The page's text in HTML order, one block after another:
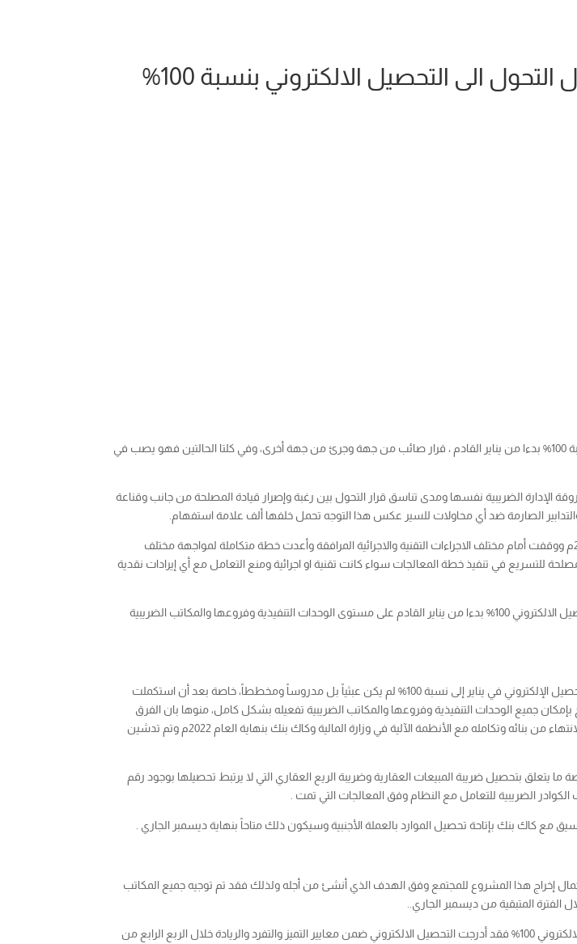
الى التحصيل الالكتروني بنسبة 100%
القرار الذي اتخذته مصلحة الضرائب بشأن التحصيل الالكتروني لجميع الإيرادات الضريبية بنسبة 100% بدءا من يناير القادم ، قرار صائب من جهة وجرئ من جهة أخرى، وفي كلتا الحالتين فهو يصب في
الإدارة الضريبية نفسها ومدى تناسق قرار التحول بين رغبة وإصرار قيادة المصلحة من جانب وقناعة
والتدابير الصارمة ضد أي محاولات للسير عكس هذا التوجه تحمل خلفها ألف علامة استفهام.
وبما أن مصلحة الضرائب قد دشنت العمل في مشروع التحصيل الإلكتروني بداية العام 2023م ووقفت أمام مختلف الاجراءات التقنية والاجرائية المرافقة وأعدت خطة متكاملة لمواجهة مختلف
بالتحصيل الإلكتروني إلى 100% ، الأمر الذي دفع بالمصلحة للتسريع في تنفيذ خطة المعالجات سواء كانت تقنية او اجرائية ومنع التعامل مع أي إيرادات نقدية
في هذا الاستطلاع نسلط الضوء على الجهود التي تبذلها مصلحة الضرائب للتحول إلى التحصيل الالكتروني 100% بدءا من يناير القادم على مستوى الوحدات التنفيذية وفروعها والمكاتب الضريبية
بقول رئيس مصلحة الضرائب عبد الجبار أحمد محمد مؤكدا أن اختيار الوقت بالوصول إلى التحصيل الإلكتروني في يناير إلى نسبة 100% لم يكن عبثياً بل مدروساً ومخططاً، خاصة بعد أن استكملت
جميع الوحدات التنفيذية وفروعها والمكاتب الضريبية تفعيله بشكل كامل، منوها بان الفرق
الفنية والتقنية في المصلحة شرعت ببناء هذا النظام الحيوي في منتصف العام 2022م، وتم الانتهاء من بنائه وتكامله مع الأنظمة الآلية في وزارة المالية وكاك بنك بنهاية العام 2022م وتم تدشين
ما يتعلق بتحصيل ضريبة المبيعات العقارية وضريبة الريع العقاري التي لا يرتبط تحصيلها بوجود رقم
الضريبية للتعامل مع النظام وفق المعالجات التي تمت .
إخراج هذا المشروع للمجتمع وفق الهدف الذي أنشئ من أجله ولذلك فقد تم توجيه جميع المكاتب
المتبقية من ديسمبر الجاري..
وعن مدى تحقق مصلحة الضرائب من التزام الفروع وتفاعلها وجديتها للانتقال الى السداد الالكتروني 100% فقد أدرجت التحصيل الالكتروني ضمن معايير التميز والتفرد والريادة خلال الربع الرابع من